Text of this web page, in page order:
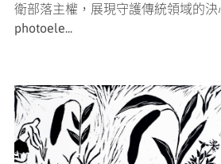
衛部落主權，展現守護傳統領域的
photoele...